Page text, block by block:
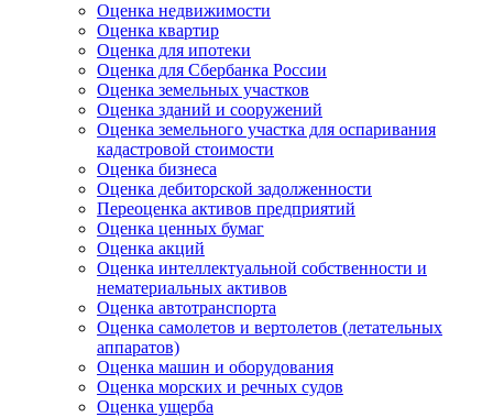
Оценка недвижимости
Оценка квартир
Оценка для ипотеки
Оценка для Сбербанка России
Оценка земельных участков
Оценка зданий и сооружений
Оценка земельного участка для оспаривания
кадастровой стоимости
Оценка бизнеса
Оценка дебиторской задолженности
Переоценка активов предприятий
Оценка ценных бумаг
Оценка акций
Оценка интеллектуальной собственности и
нематериальных активов
Оценка автотранспорта
Оценка самолетов и вертолетов (летательных
аппаратов)
Оценка машин и оборудования
Оценка морских и речных судов
Оценка ущерба